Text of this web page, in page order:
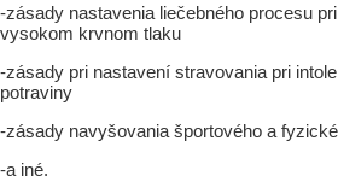
-zásady nastavenia liečebného procesu
vysokom krvnom tlaku
-zásady pri nastavení stravovania pri
potraviny
-zásady navyšovania športového a
-a iné.